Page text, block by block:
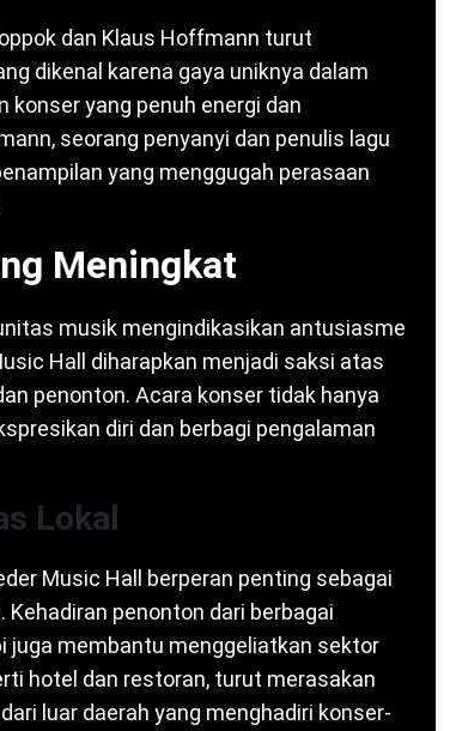
dan Klaus Hoffmann turut
dikenal karena gaya uniknya dalam
konser yang penuh energi dan
seorang penyanyi dan penulis lagu
yang menggugah perasaan
Meningkat
musik mengindikasikan antusiasme
Hall diharapkan menjadi saksi atas
penonton. Acara konser tidak hanya
diri dan berbagi pengalaman
Lokal
Music Hall berperan penting sebagai
penonton dari berbagai
juga membantu menggeliatkan sektor
hotel dan restoran, turut merasakan
luar daerah yang menghadiri konser-